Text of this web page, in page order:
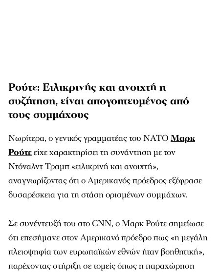
Ρούτε: Ειλικρινής και ανοιχτή η
συζήτηση, είναι απογοητευμένος από
τους συμμάχους
Νωρίτερα, ο γενικός γραμματέας του ΝΑΤΟ Μαρκ
Ρούτεείχε χαρακτηρίσει τη συνάντηση με τον
Ντόναλντ Τραμπ «ειλικρινή και ανοιχτή»,
αναγνωρίζοντας ότι ο Αμερικανός πρόεδρος εξέφρασε
δυσαρέσκεια για τη στάση ορισμένων συμμάχων.
Σε συνέντευξή του στο CNN, ο Μαρκ Ρούτε σημείωσε
ότι επεσήμανε στον Αμερικανό πρόεδρο πως «η μεγάλη
πλειοψηφία των ευρωπαϊκών εθνών ήταν βοηθητική»,
παρέχοντας στήριξη σε τομείς όπως η παραχώρηση